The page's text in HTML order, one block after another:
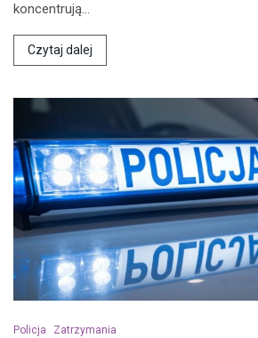
koncentrują…
Czytaj dalej
Policja Zatrzymania